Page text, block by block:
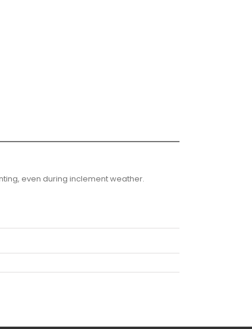
even during inclement weather.